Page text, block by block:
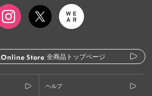
全商品トップページ
ヘルプ